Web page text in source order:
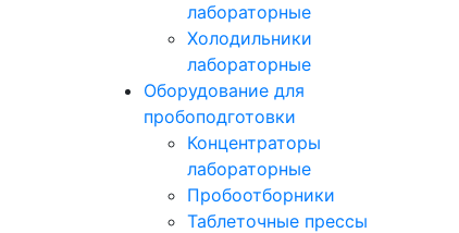
лабораторные
Холодильники
лабораторные
Оборудование для
пробоподготовки
Концентраторы
лабораторные
Пробоотборники
Таблеточные прессы